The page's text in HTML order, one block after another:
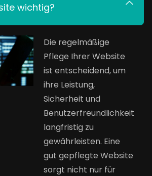
wichtig?
Die regelmäßige
Pflege Ihrer Website
ist entscheidend, um
ihre Leistung,
Sicherheit und
Benutzerfreundlichkeit
langfristig zu
gewährleisten. Eine
gut gepflegte Website
sorgt nicht nur für